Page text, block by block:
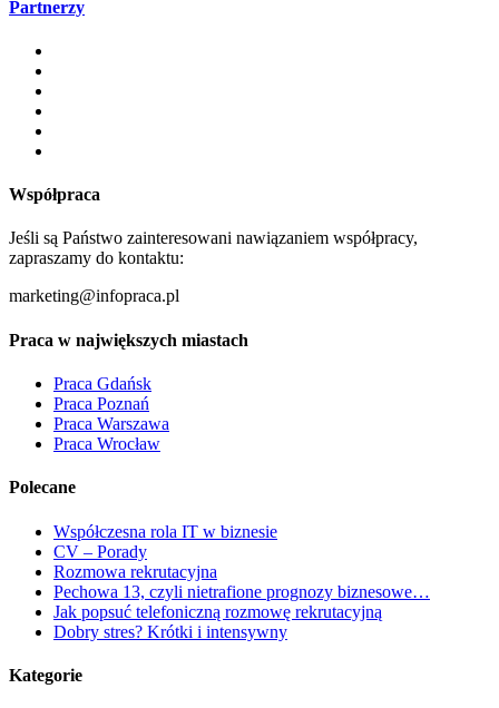
Partnerzy
Współpraca
Jeśli są Państwo zainteresowani nawiązaniem współpracy,
zapraszamy do kontaktu:
marketing@infopraca.pl
Praca w największych miastach
Praca Gdańsk
Praca Poznań
Praca Warszawa
Praca Wrocław
Polecane
Współczesna rola IT w biznesie
CV – Porady
Rozmowa rekrutacyjna
Pechowa 13, czyli nietrafione prognozy biznesowe…
Jak popsuć telefoniczną rozmowę rekrutacyjną
Dobry stres? Krótki i intensywny
Kategorie